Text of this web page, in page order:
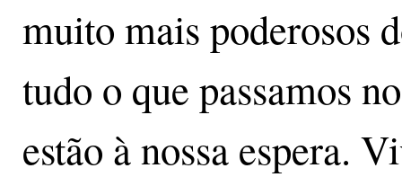
muito mais poderosos
tudo o que passamos
estão à nossa espera.